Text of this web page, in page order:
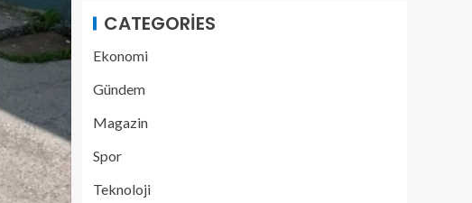
CATEGORIES
Ekonomi
Gündem
Magazin
Spor
Teknoloji